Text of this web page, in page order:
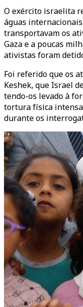
O exército israelita
águas
transportavam os
Gaza e a poucas
ativistas foram
Foi referido que os
Keshek, que Israel
tendo-os levado à
tortura física intensa
durante os